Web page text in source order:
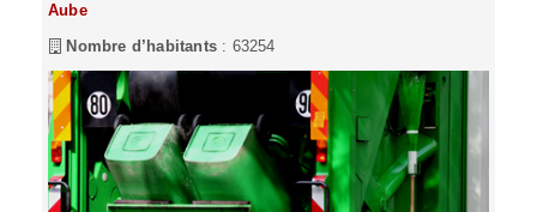
Aube
Nombre d’habitants : 63254